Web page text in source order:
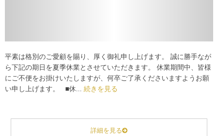
平素は格別のご愛顧を賜り、厚く御礼申し上げます。 誠に勝手なが
ら下記の期日を夏季休業とさせていただきます。 休業期間中、皆様
にご不便をお掛けいたしますが、何卒ご了承くださいますようお願
い申し上げます。 ■休... 続きを見る
詳細を見る